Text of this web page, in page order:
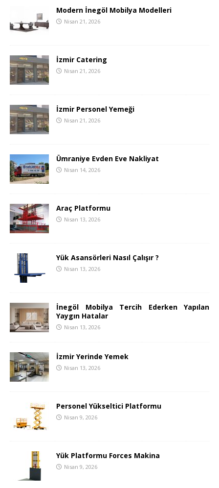
Modern İnegöl Mobilya Modelleri
Nisan 21, 2026
İzmir Catering
Nisan 21, 2026
İzmir Personel Yemeği
Nisan 21, 2026
Ümraniye Evden Eve Nakliyat
Nisan 14, 2026
Araç Platformu
Nisan 13, 2026
Yük Asansörleri Nasıl Çalışır ?
Nisan 13, 2026
İnegöl Mobilya Tercih Ederken Yapılan
Yaygın Hatalar
Nisan 13, 2026
İzmir Yerinde Yemek
Nisan 13, 2026
Personel Yükseltici Platformu
Nisan 9, 2026
Yük Platformu Forces Makina
Nisan 9, 2026